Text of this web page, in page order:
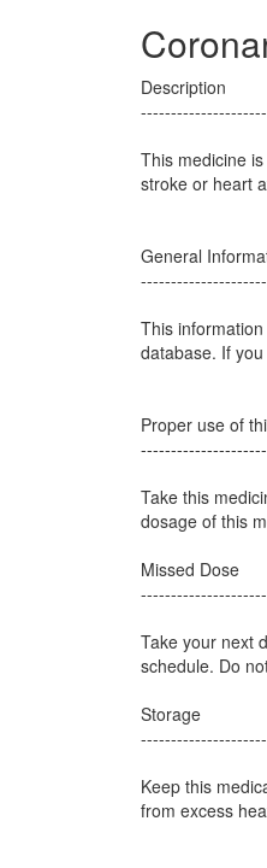
Description
This medicine
stroke or heart
General
This
database. If
Proper use of
Take this
dosage of this
Missed Dose
Take your next
schedule. Do
Storage
Keep this
from excess